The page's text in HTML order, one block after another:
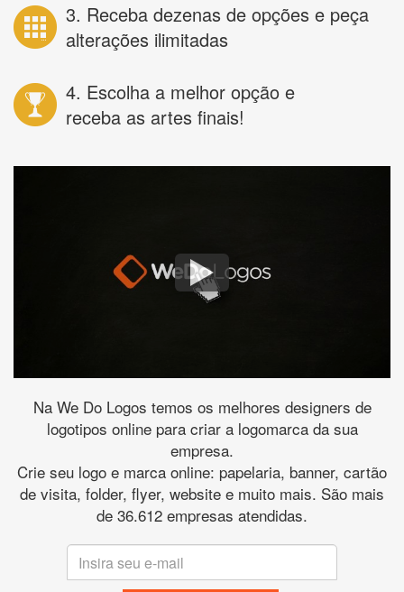
3. Receba dezenas de opções e peça
alterações ilimitadas
4. Escolha a melhor opção e
receba as artes finais!
Na We Do Logos temos os melhores designers de
logotipos online para criar a logomarca da sua
empresa.
Crie seu logo e marca online: papelaria, banner, cartão
de visita, folder, flyer, website e muito mais. São mais
de 36.612 empresas atendidas.